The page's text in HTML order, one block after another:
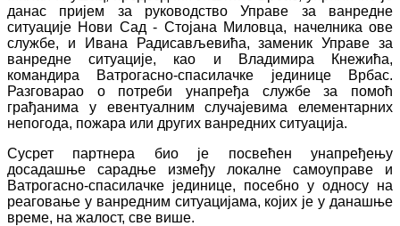
данас пријем за руководство Управе за ванредне
ситуације Нови Сад - Стојанa Миловцa, начелникa ове
службе, и Ивана Радисављевића, заменик Управе за
ванредне ситуације, као и Владимира Кнежића,
командира Ватрогасно-спасилачке јединице Врбас.
Разговарао о потреби унапређа службе за помоћ
грађанима у евентуалним случајевима елементарних
непогода, пожара или других ванредних ситуација.
Сусрет партнера био је посвећен унапређењу
досадашње сарадње између локалне самоуправе и
Ватрогасно-спасилачке јединице, посебно у односу на
реаговање у ванредним ситуацијама, којих је у данашње
време, на жалост, све више.